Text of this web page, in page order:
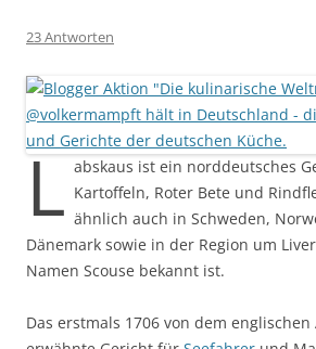
23 Antworten
L abskaus ist ein norddeutsches
Kartoffeln, Roter Bete und
ähnlich auch in Schweden,
Dänemark sowie in der Region um
Namen Scouse bekannt ist.
Das erstmals 1706 von dem englischen